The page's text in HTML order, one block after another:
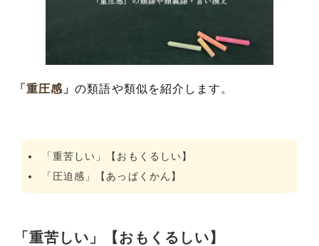
「重圧感」の類語や類似を紹介します。
「重苦しい」【おもくるしい】
「圧迫感」【あっぱくかん】
「重苦しい」【おもくるしい】